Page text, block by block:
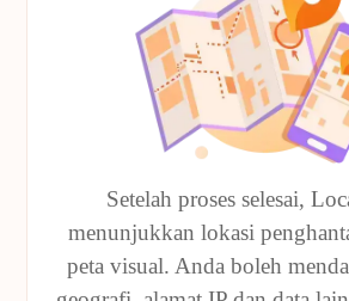
Setelah proses selesai,
menunjukkan lokasi
peta visual. Anda boleh